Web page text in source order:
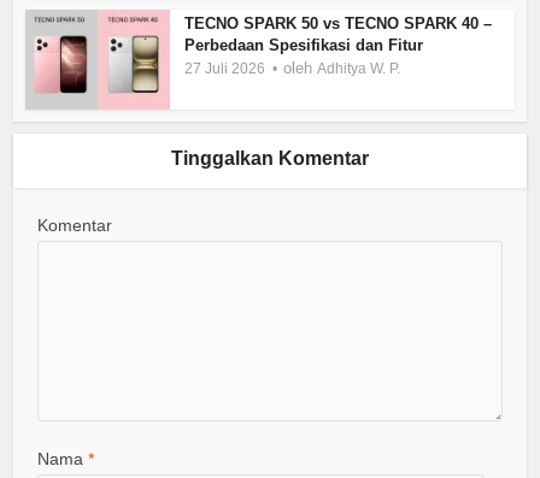
TECNO SPARK 50 vs TECNO SPARK 40 –
Perbedaan Spesifikasi dan Fitur
27 Juli 2026 olehAdhitya W. P.
Tinggalkan Komentar
Komentar
Nama*